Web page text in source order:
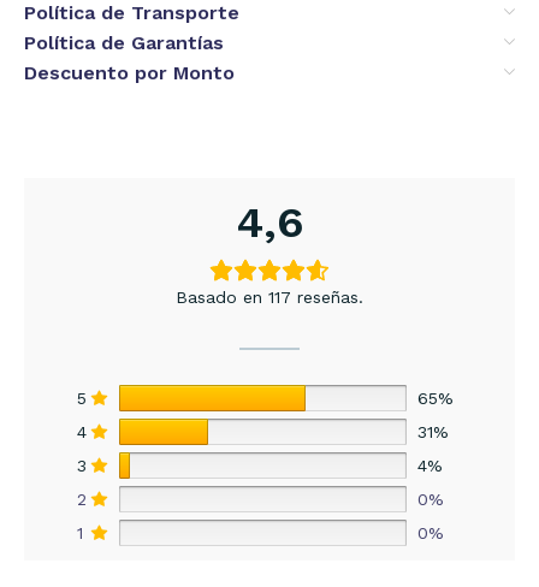
Política de Transporte
Política de Garantías
Descuento por Monto
4,6
Basado en 117 reseñas.
5
65%
4
31%
3
4%
2
0%
1
0%